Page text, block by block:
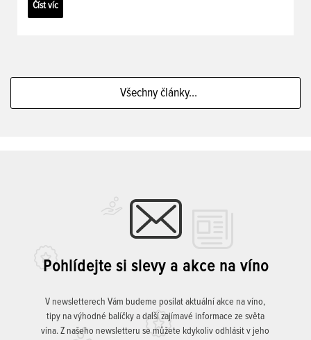
Číst víc
Všechny články...
Pohlídejte si slevy a akce na víno
V newsletterech Vám budeme posílat aktuální akce na víno,
tipy na výhodné balíčky a další zajímavé informace ze světa
vína. Z našeho newsletteru se můžete kdykoliv odhlásit v jeho